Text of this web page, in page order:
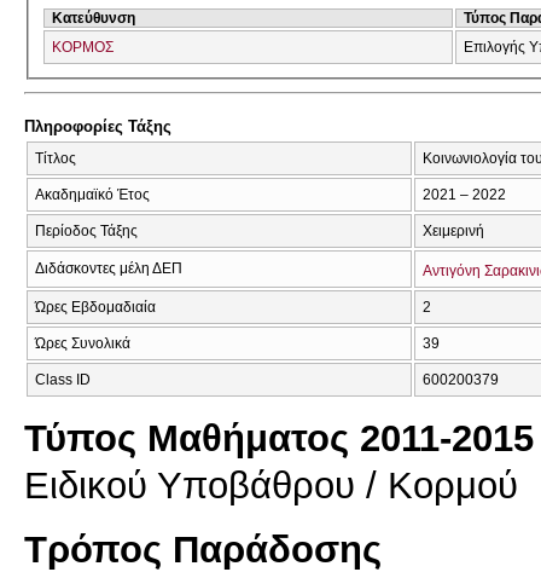
Κατεύθυνση
Τύπος
ΚΟΡΜΟΣ
Επιλογής
Πληροφορίες Τάξης
Τίτλος Κοινωνιολογία
Ακαδημαϊκό Έτος 2021 – 2022
Περίοδος Τάξης Χειμερινή
Διδάσκοντες μέλη ΔΕΠ Αντιγόνη
Ώρες Εβδομαδιαία 2
Ώρες Συνολικά 39
Class ID 600200379
Τύπος Μαθήματος 2011-2015
Ειδικού Υποβάθρου / Κορμού
Τρόπος Παράδοσης